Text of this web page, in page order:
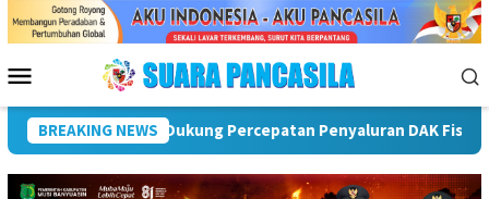
Menu
Mobile
BREAKING NEWSPlt Bupati Rejang Lebong Terima Audiensi